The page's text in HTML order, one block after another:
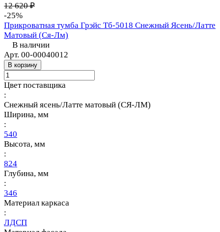
12 620 ₽
-25%
Прикроватная тумба Грэйс Тб-5018 Снежный Ясень/Латте
Матовый (Ся-Лм)
В наличии
Арт. 00-00040012
В корзину
Цвет поставщика
:
Снежный ясень/Латте матовый (СЯ-ЛМ)
Ширина, мм
:
540
Высота, мм
:
824
Глубина, мм
:
346
Материал каркаса
:
ЛДСП